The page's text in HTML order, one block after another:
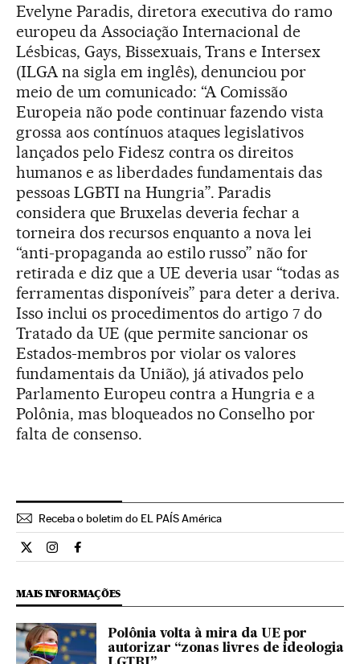
Evelyne Paradis, diretora executiva do ramo
europeu da Associação Internacional de
Lésbicas, Gays, Bissexuais, Trans e Intersex
(ILGA na sigla em inglês), denunciou por
meio de um comunicado: “A Comissão
Europeia não pode continuar fazendo vista
grossa aos contínuos ataques legislativos
lançados pelo Fidesz contra os direitos
humanos e as liberdades fundamentais das
pessoas LGBTI na Hungria”. Paradis
considera que Bruxelas deveria fechar a
torneira dos recursos enquanto a nova lei
“anti-propaganda ao estilo russo” não for
retirada e diz que a UE deveria usar “todas as
ferramentas disponíveis” para deter a deriva.
Isso inclui os procedimentos do artigo 7 do
Tratado da UE (que permite sancionar os
Estados-membros por violar os valores
fundamentais da União), já ativados pelo
Parlamento Europeu contra a Hungria e a
Polônia, mas bloqueados no Conselho por
falta de consenso.
Receba o boletim do EL PAÍS América
Internacional El País Brasil en Twitter
Internacional El País Brasil en Instagram
Internacional El País Brasil en Facebook
MAIS INFORMAÇÕES
Polônia volta à mira da UE por
autorizar “zonas livres de ideologia